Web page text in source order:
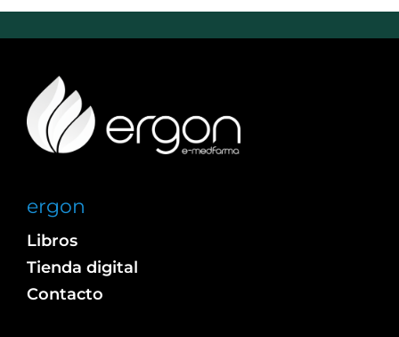
ergon
Libros
Tienda digital
Contacto